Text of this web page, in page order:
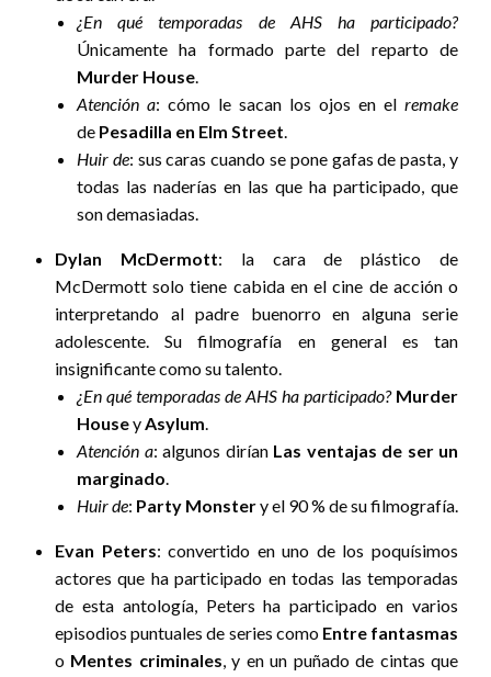
¿En qué temporadas de AHS ha participado?
Únicamente ha formado parte del reparto de
Murder House
Atención a: cómo le sacan los ojos en el remake
de Pesadilla en Elm Street
Huir de: sus caras cuando se pone gafas de pasta, y
todas las naderías en las que ha participado, que
son demasiadas.
Dylan McDermott: la cara de plástico de
McDermott solo tiene cabida en el cine de acción o
interpretando al padre buenorro en alguna serie
adolescente. Su filmografía en general es tan
insignificante como su talento.
¿En qué temporadas de AHS ha participado? Murder
Housey Asylum
Atención a: algunos dirían Las ventajas de ser un
marginado
Huir de: Party Monstery el 90 % de su filmografía.
Evan Peters: convertido en uno de los poquísimos
actores que ha participado en todas las temporadas
de esta antología, Peters ha participado en varios
episodios puntuales de series como Entre fantasmas
o Mentes criminales , y en un puñado de cintas que